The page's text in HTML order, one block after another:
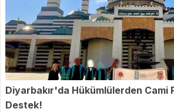
Diyarbakır'da Hükümlülerden Cami
Destek!